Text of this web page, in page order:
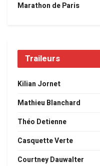
Marathon de Paris
Traileurs
Kilian Jornet
Mathieu Blanchard
Théo Detienne
Casquette Verte
Courtney Dauwalter